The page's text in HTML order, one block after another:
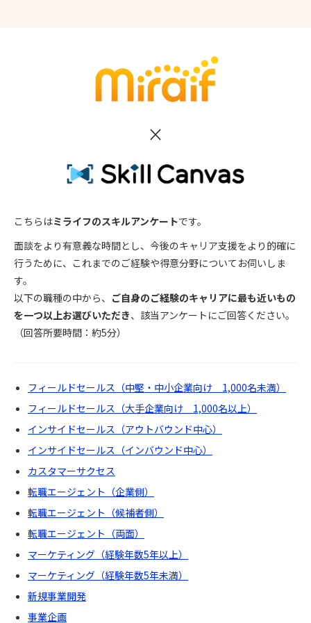
×
こちらはミライフのスキルアンケートです。
面談をより有意義な時間とし、今後のキャリア支援をより的確に
行うために、これまでのご経験や得意分野についてお伺いしま
す。
以下の職種の中から、 ご自身のご経験のキャリアに最も近いもの
を一つ以上お選びいただき、該当アンケートにご回答ください。
（回答所要時間：約5分）
フィールドセールス（中堅・中小企業向け 1,000名未満）
フィールドセールス（大手企業向け 1,000名以上）
インサイドセールス（アウトバウンド中心）
インサイドセールス（インバウンド中心）
カスタマーサクセス
転職エージェント（企業側）
転職エージェント（候補者側）
転職エージェント（両面）
マーケティング（経験年数5年以上）
マーケティング（経験年数5年未満）
新規事業開発
事業企画